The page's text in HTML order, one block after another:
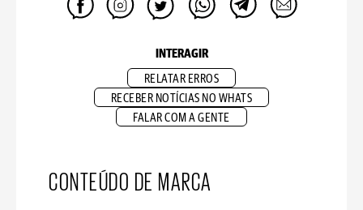
INTERAGIR
RELATAR ERROS
RECEBER NOTÍCIAS NO WHATS
FALAR COM A GENTE
CONTEÚDO DE MARCA